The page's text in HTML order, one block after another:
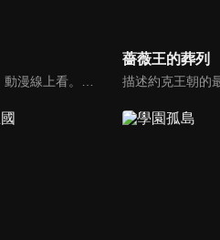
薔薇王的葬列